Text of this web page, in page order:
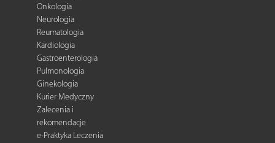
Onkologia
Neurologia
Reumatologia
Kardiologia
Gastroenterologia
Pulmonologia
Ginekologia
Kurier Medyczny
Zalecenia i
rekomendacje
e-Praktyka Leczenia